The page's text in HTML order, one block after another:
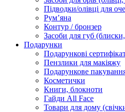
Підводки/олівці для
Румʼяна
Контур / бронзер
Засоби для губ
Подарунки
Подарункові
Пензлики для макіяжу
Подарункове
Косметички
Книги, блокноти
Гайди All Face
Товари для дому